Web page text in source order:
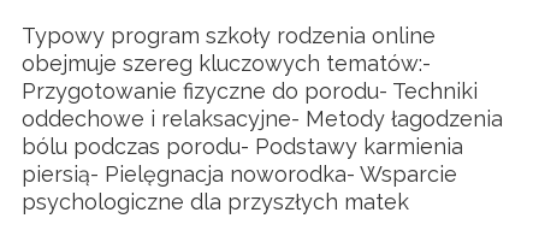
Typowy program szkoły rodzenia online
obejmuje szereg kluczowych tematów:-
Przygotowanie fizyczne do porodu- Techniki
oddechowe i relaksacyjne- Metody łagodzenia
bólu podczas porodu- Podstawy karmienia
piersią- Pielęgnacja noworodka- Wsparcie
psychologiczne dla przyszłych matek